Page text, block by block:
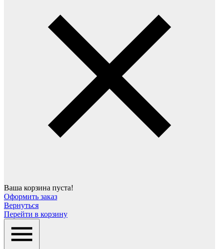
Ваша корзина пуста!
Оформить заказ
Вернуться
Перейти в корзину